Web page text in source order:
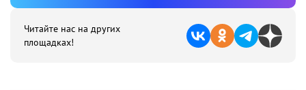
Читайте нас на других
площадках!